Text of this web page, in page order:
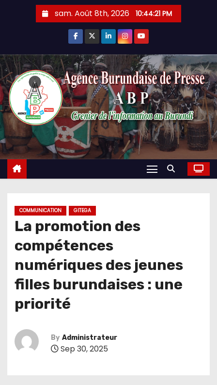
sam. Août 8th, 2026 10:44:23 PM
COMMUNICATION GITEGA
La promotion des
compétences
numériques des jeunes
filles burundaises : une
priorité
By Administrateur
Sep 30, 2025